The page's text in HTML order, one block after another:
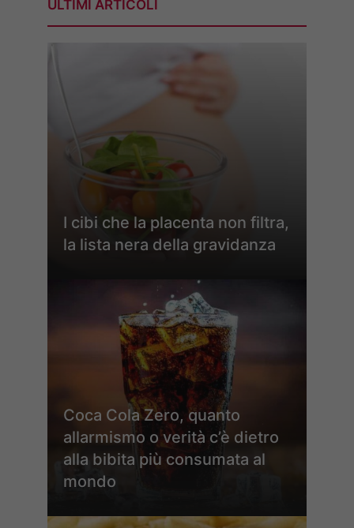
ULTIMI ARTICOLI
I cibi che la placenta non filtra,
la lista nera della gravidanza
Coca Cola Zero, quanto
allarmismo o verità c’è dietro
alla bibita più consumata al
mondo